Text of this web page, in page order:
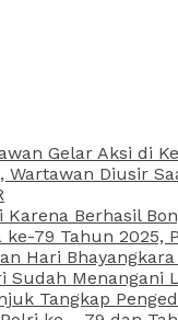
Gelar Aksi di
Diusir
Berhasil
79 Tahun 2025,
Hari
Sudah Menangani
Tangkap